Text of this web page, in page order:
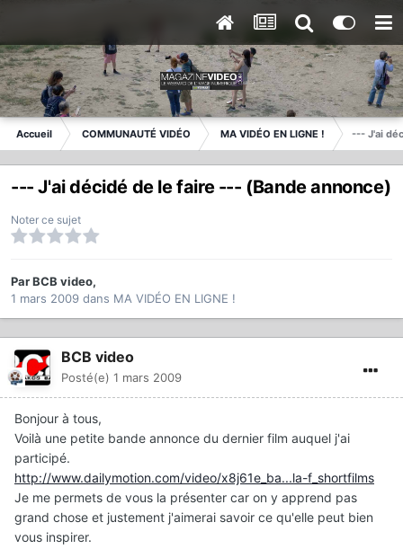
Accueil COMMUNAUTÉ VIDÉO MA VIDÉO EN LIGNE ! --- J'ai
--- J'ai décidé de le faire --- (Bande annonce)
Noter ce sujet
ParBCB video,
1 mars 2009 dans MA VIDÉO EN LIGNE !
BCB video
Posté(e) 1 mars 2009
Bonjour à tous,
Voilà une petite bande annonce du dernier film auquel j'ai
participé.
http://www.dailymotion.com/video/x8j61e_ba...la-f_shortfilms
Je me permets de vous la présenter car on y apprend pas
grand chose et justement j'aimerai savoir ce qu'elle peut bien
vous inspirer.